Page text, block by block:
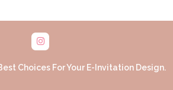
Choices For Your E-Invitation Design.